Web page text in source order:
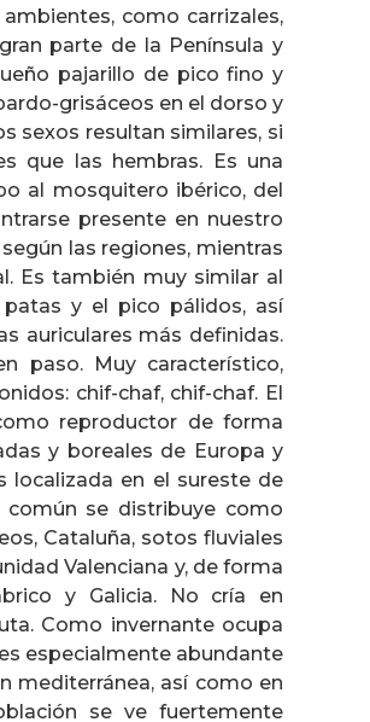
como carrizales,
parte de la Península y
pajarillo de pico fino y
grisáceos en el dorso y
sexos resultan similares, si
que las hembras. Es una
al mosquitero ibérico, del
presente en nuestro
las regiones, mientras
Es también muy similar al
y el pico pálidos, así
auriculares más definidas.
paso. Muy característico,
chif-chaf, chif-chaf. El
reproductor de forma
y boreales de Europa y
localizada en el sureste de
se distribuye como
Cataluña, sotos fluviales
Valenciana y, de forma
y Galicia. No cría en
Como invernante ocupa
especialmente abundante
mediterránea, así como en
se ve fuertemente